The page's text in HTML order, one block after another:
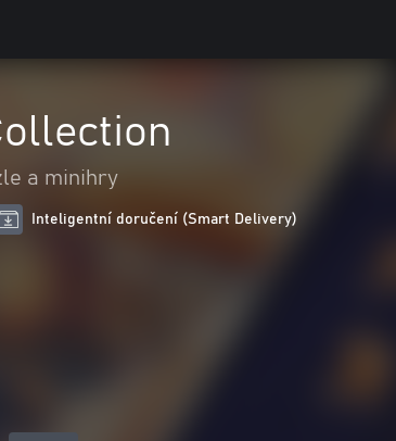
a minihry
Inteligentní doručení (Smart Delivery)